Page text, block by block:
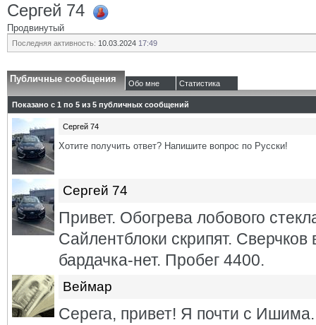
Сергей 74
Продвинутый
Последняя активность: 10.03.2024 17:49
Публичные сообщения Обо мне Статистика
Показано с 1 по 5 из 5 публичных сообщений
Сергей 74
Хотите получить ответ? Напишите вопрос по Русски!
Сергей 74
Привет. Обогрева лобового
Сайлентблоки скрипят.
бардачка-нет. Пробег 4400.
Веймар
Серега, привет! Я почти с